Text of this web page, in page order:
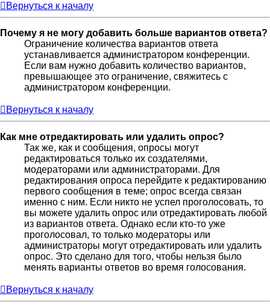
Вернуться к началу
Почему я не могу добавить больше вариантов ответа?
Ограничение количества вариантов ответа
устанавливается администратором конференции.
Если вам нужно добавить количество вариантов,
превышающее это ограничение, свяжитесь с
администратором конференции.
Вернуться к началу
Как мне отредактировать или удалить опрос?
Так же, как и сообщения, опросы могут
редактироваться только их создателями,
модераторами или администраторами. Для
редактирования опроса перейдите к редактированию
первого сообщения в теме; опрос всегда связан
именно с ним. Если никто не успел проголосовать, то
вы можете удалить опрос или отредактировать любой
из вариантов ответа. Однако если кто-то уже
проголосовал, то только модераторы или
администраторы могут отредактировать или удалить
опрос. Это сделано для того, чтобы нельзя было
менять варианты ответов во время голосования.
Вернуться к началу